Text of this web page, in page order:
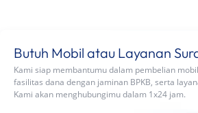
Butuh Mobil atau Layanan
Kami siap membantumu dalam pembelian
fasilitas dana dengan jaminan BPKB, serta
Kami akan menghubungimu dalam 1x24 jam.